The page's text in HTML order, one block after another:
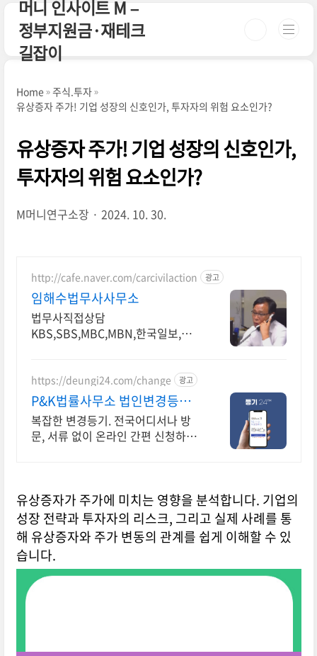
본문 바로가기
머니 인사이트 M –
정부지원금·재테크
길잡이
Home
주식.투자
유상증자 주가! 기업 성장의 신호인가, 투자자의 위험 요소인가?
유상증자 주가! 기업 성장의 신호인가,
투자자의 위험 요소인가?
M머니연구소장 2024. 10. 30.
http://cafe.naver.com/carcivilaction 광고
임해수법무사사무소
법무사직접상담
KBS,SBS,MBC,MBN,한국일보,이
https://deungi24.com/change 광고
P&K법률사무소 법인변경등기
등기 전문 변호사
복잡한 변경등기. 전국어디서나 방
문, 서류 없이 온라인 간편 신청하세
유상증자가 주가에 미치는 영향을 분석합니다. 기업의
성장 전략과 투자자의 리스크, 그리고 실제 사례를 통
해 유상증자와 주가 변동의 관계를 쉽게 이해할 수 있
습니다.